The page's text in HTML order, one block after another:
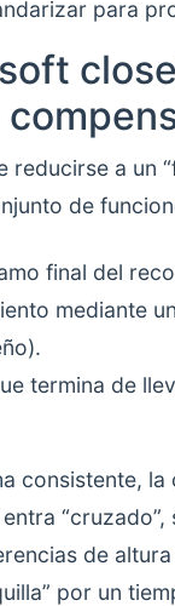
para
reducirse a un
de
final del
mediante
termina de
consistente,
de
por un